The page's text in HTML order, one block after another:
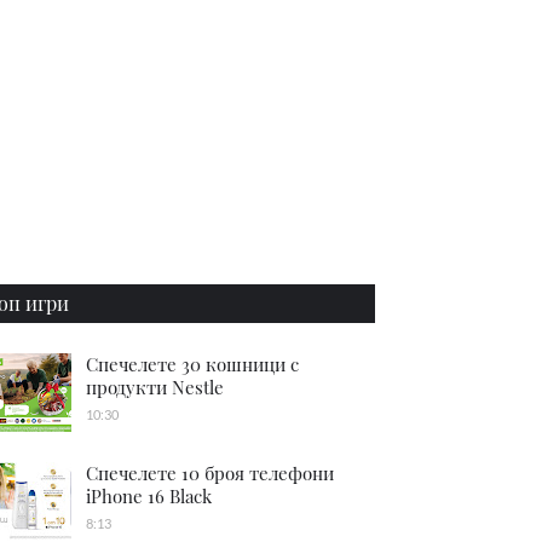
игри
Спечелете 30 кошници с
продукти Nestle
10:30
Спечелете 10 броя телефони
iPhone 16 Black
8:13